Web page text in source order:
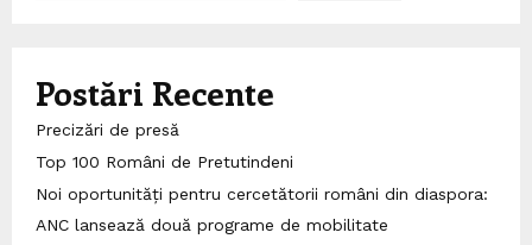
Postări Recente
Precizări de presă
Top 100 Români de Pretutindeni
Noi oportunități pentru cercetătorii români din diaspora:
ANC lansează două programe de mobilitate